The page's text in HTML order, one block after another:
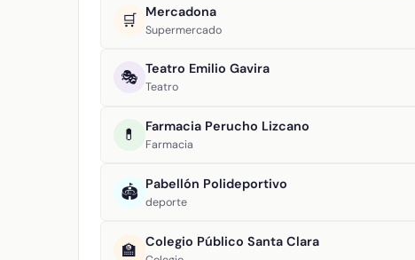
🛒 Mercadona
Supermercado
🎭 Teatro Emilio Gavira
Teatro
💊 Farmacia Perucho Lizcano
Farmacia
🏟️ Pabellón Polideportivo
deporte
🏫 Colegio Público Santa Clara